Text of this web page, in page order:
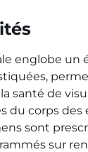
englobe un
santé de
du corps des
sont
sur